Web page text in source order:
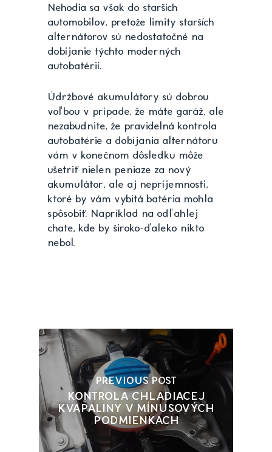
Nehodia sa však do starších
automobilov, pretože limity starších
alternátorov sú nedostatočné na
dobíjanie týchto moderných
autobatérií.
Údržbové akumulátory sú dobrou
voľbou v prípade, že máte garáž, ale
nezabudnite, že pravidelná kontrola
autobatérie a dobíjania alternátoru
vám v konečnom dôsledku môže
ušetriť nielen peniaze za nový
akumulátor, ale aj nepríjemnosti,
ktoré by vám vybitá batéria mohla
spôsobiť. Napríklad na odľahlej
chate, kde by široko-ďaleko nikto
nebol.
PREVIOUS POST
KONTROLA CHLADIACEJ
KVAPALINY V MÍNUSOVÝCH
PODMIENKACH